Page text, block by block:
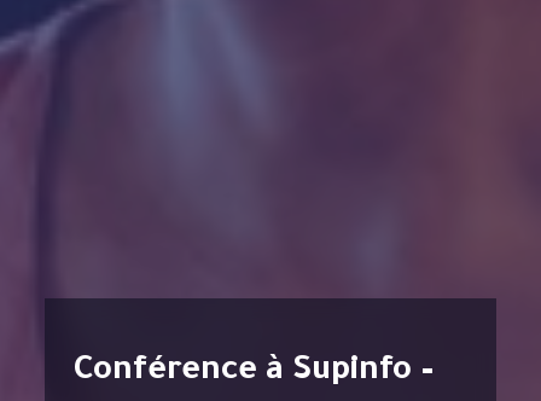
Conférence à Supinfo –